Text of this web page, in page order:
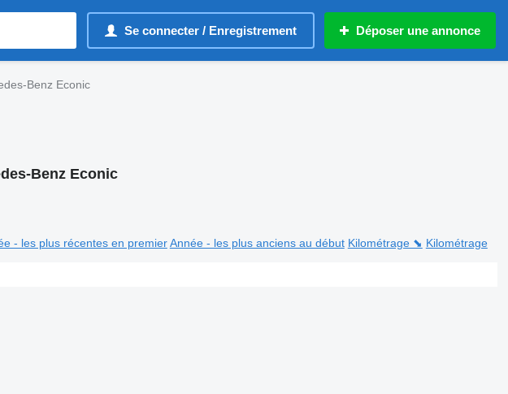
Se connecter / Enregistrement Déposer une annonce
Benz Econic
Benz Econic
- les plus récentes en premier Année - les plus anciens au début Kilométrage ⬊ Kilométrage